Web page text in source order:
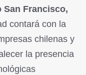
San Francisco,
contará con la
chilenas y
la presencia